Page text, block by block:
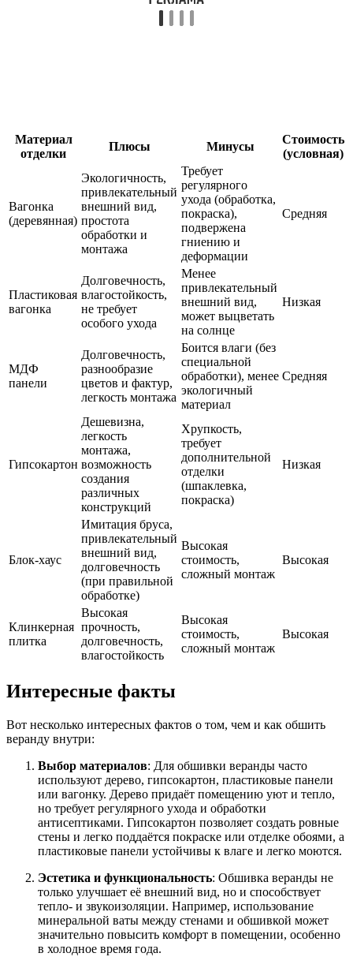
Материал
отделки
Плюсы Минусы
Стоимость
(условная)
Вагонка
(деревянная)
Экологичность,
привлекательный
внешний вид,
простота
обработки и
монтажа
Требует
регулярного
ухода (обработка,
покраска),
подвержена
гниению и
деформации
Средняя
Пластиковая
вагонка
Долговечность,
влагостойкость,
не требует
особого ухода
Менее
привлекательный
внешний вид,
может выцветать
на солнце
Низкая
МДФ
панели
Долговечность,
разнообразие
цветов и фактур,
легкость монтажа
Боится влаги (без
специальной
обработки), менее
экологичный
материал
Средняя
Гипсокартон
Дешевизна,
легкость
монтажа,
возможность
создания
различных
конструкций
Хрупкость,
требует
дополнительной
отделки
(шпаклевка,
покраска)
Низкая
Блок-хаус
Имитация бруса,
привлекательный
внешний вид,
долговечность
(при правильной
обработке)
Высокая
стоимость,
сложный монтаж
Высокая
Клинкерная
плитка
Высокая
прочность,
долговечность,
влагостойкость
Высокая
стоимость,
сложный монтаж
Высокая
Интересные факты
Вот несколько интересных фактов о том, чем и как обшить
веранду внутри:
Выбор материалов: Для обшивки веранды часто
используют дерево, гипсокартон, пластиковые панели
или вагонку. Дерево придаёт помещению уют и тепло,
но требует регулярного ухода и обработки
антисептиками. Гипсокартон позволяет создать ровные
стены и легко поддаётся покраске или отделке обоями, а
пластиковые панели устойчивы к влаге и легко моются.
Эстетика и функциональность: Обшивка веранды не
только улучшает её внешний вид, но и способствует
тепло- и звукоизоляции. Например, использование
минеральной ваты между стенами и обшивкой может
значительно повысить комфорт в помещении, особенно
в холодное время года.